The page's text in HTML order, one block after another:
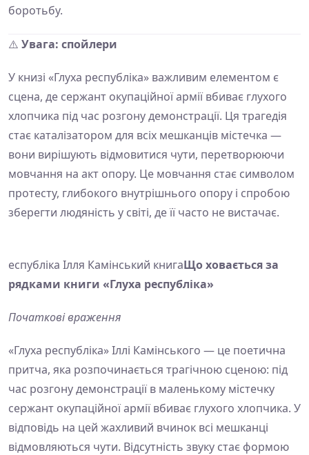
боротьбу.
⚠️ Увага: спойлери
У книзі «Глуха республіка» важливим елементом є
сцена, де сержант окупаційної армії вбиває глухого
хлопчика під час розгону демонстрації. Ця трагедія
стає каталізатором для всіх мешканців містечка —
вони вирішують відмовитися чути, перетворюючи
мовчання на акт опору. Це мовчання стає символом
протесту, глибокого внутрішнього опору і спробою
зберегти людяність у світі, де її часто не вистачає.
еспубліка Ілля Камінський книгаЩо ховається за
рядками книги «Глуха республіка»
Початкові враження
«Глуха республіка» Іллі Камінського — це поетична
притча, яка розпочинається трагічною сценою: під
час розгону демонстрації в маленькому містечку
сержант окупаційної армії вбиває глухого хлопчика. У
відповідь на цей жахливий вчинок всі мешканці
відмовляються чути. Відсутність звуку стає формою